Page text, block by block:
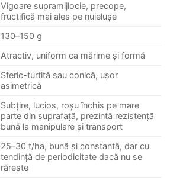
Vigoare supramijlocie, precope,
fructifică mai ales pe nuielușe
130–150 g
Atractiv, uniform ca mărime și formă
Sferic-turtită sau conică, ușor
asimetrică
Subțire, lucios, roșu închis pe mare
parte din suprafață, prezintă rezistență
bună la manipulare și transport
25–30 t/ha, bună și constantă, dar cu
tendință de periodicitate dacă nu se
rărește